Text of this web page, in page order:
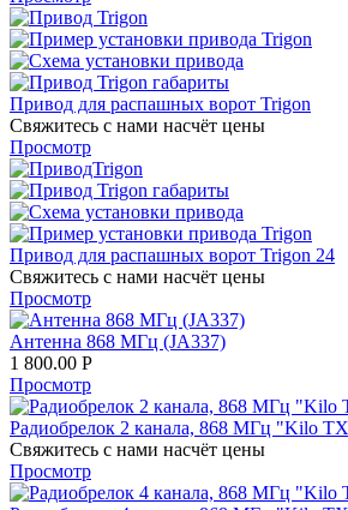
Привод для распашных ворот Trigon
Свяжитесь с нами насчёт цены
Просмотр
Привод для распашных ворот Trigon 24
Свяжитесь с нами насчёт цены
Просмотр
Антенна 868 МГц (JA337)
1 800.00 Р
Просмотр
Радиобрелок 2 канала, 868 МГц "Kilo
Свяжитесь с нами насчёт цены
Просмотр